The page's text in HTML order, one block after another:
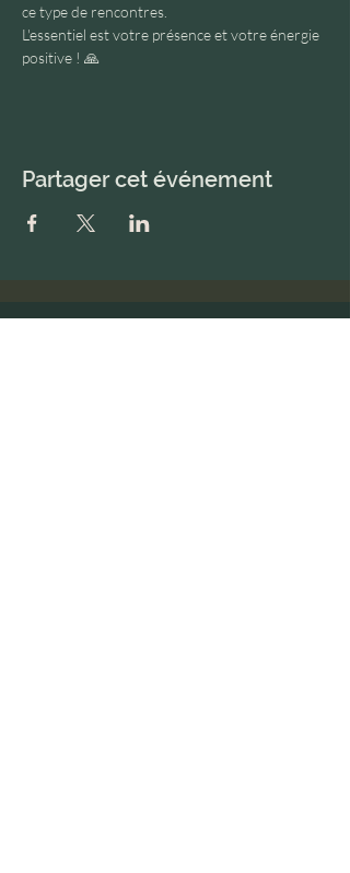
ce type de rencontres.
L'essentiel est votre présence et votre énergie
positive ! 🙏
Partager cet événement